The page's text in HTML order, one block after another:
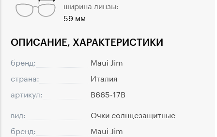
ОПИСАНИЕ, ХАРАКТЕРИСТИКИ
бренд:
Maui Jim
страна:
Италия
артикул:
B665-17B
вид:
Очки солнцезащитные
бренд:
Maui Jim
ширина линзы:
59 мм